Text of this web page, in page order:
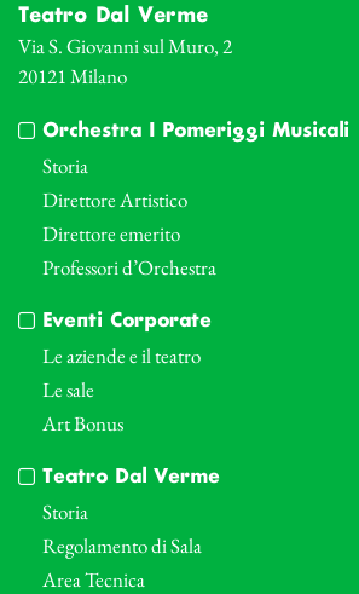
Teatro Dal Verme
Via S. Giovanni sul Muro, 2
20121 Milano
Orchestra I Pomeriggi Musicali
Storia
Direttore Artistico
Direttore emerito
Professori d’Orchestra
Eventi Corporate
Le aziende e il teatro
Le sale
Art Bonus
Teatro Dal Verme
Storia
Regolamento di Sala
Area Tecnica